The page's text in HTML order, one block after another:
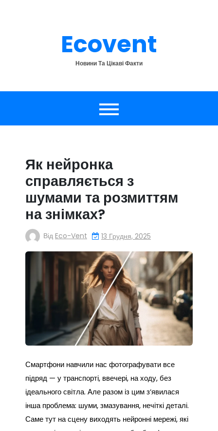
Ecovent
Новини Та Цікаві Факти
Як нейронка
справляється з
шумами та розмиттям
на знімках?
Від Eco-Vent 13 Грудня, 2025
Смартфони навчили нас фотографувати все
підряд — у транспорті, ввечері, на ходу, без
ідеального світла. Але разом із цим з’явилася
інша проблема: шуми, змазування, нечіткі деталі.
Саме тут на сцену виходять нейронні мережі, які